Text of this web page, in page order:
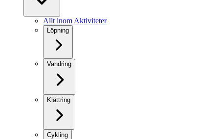
Allt inom Aktiviteter
Löpning
Vandring
Klättring
Cykling